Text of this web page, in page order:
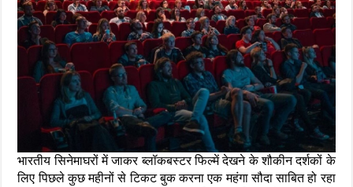
भारतीय सिनेमाघरों में जाकर ब्लॉकबस्टर फिल्में देखने के शौकीन दर्शकों के
लिए पिछले कुछ महीनों से टिकट बुक करना एक महंगा सौदा साबित हो रहा